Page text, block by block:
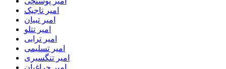
امیر تاجیک
امیر تبیان
امیر تتلو
امیر ترابی
امیر تسلیمی
امیر تنگسیری
امیر چراغیان